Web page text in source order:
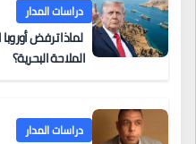
دراسات المدار
لماذا ترفض
الملاحة البحرية؟
دراسات المدار